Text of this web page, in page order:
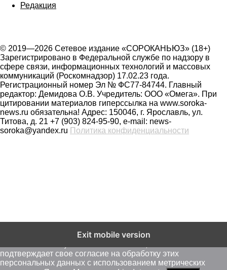
Редакция
© 2019—2026 Сетевое издание «СОРОКАНЬЮЗ» (18+)
Зарегистрировано в Федеральной службе по надзору в
сфере связи, информационных технологий и массовых
коммуникаций (Роскомнадзор) 17.02.23 года.
Регистрационный номер Эл № ФС77-84744. Главный
редактор: Демидова О.В. Учредитель: ООО «Омега». При
цитировании материалов гиперссылка на www.soroka-
news.ru обязательна! Адрес: 150046, г. Ярославль, ул.
Титова, д. 21 +7 (903) 824-95-90, e-mail: news-
soroka@yandex.ru Политика конфиденциальности
Exit mobile version
пользователей (cookie, данные об IP - адресе и
подтверждает свое согласие на обработку этих
персональных данных c использованием метрических